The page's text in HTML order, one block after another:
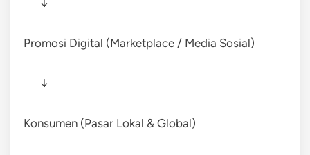
Promosi Digital (Marketplace / Media Sosial)
↓
Konsumen (Pasar Lokal & Global)